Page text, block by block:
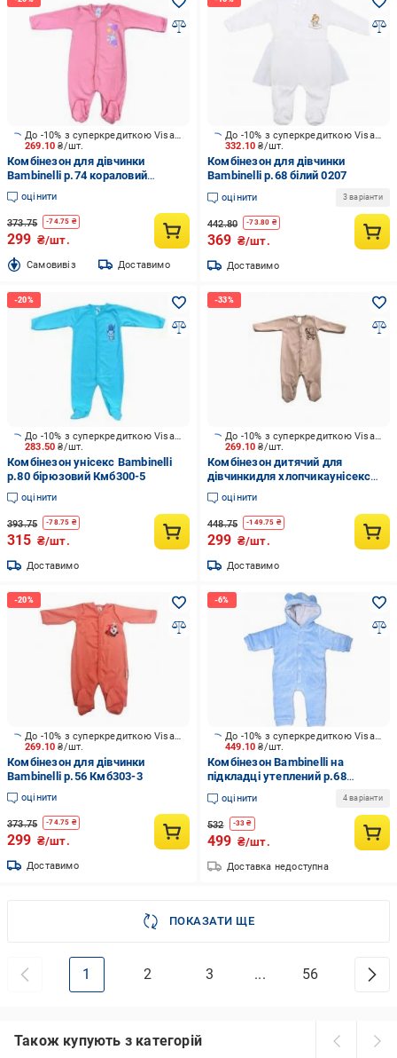
269.10₴/шт.
До -10% з суперкредиткою Visa Вигода
Комбінезон для дівчинки
Bambinelli р.74 кораловий
Кмб300-4
оцінити
373.75 -74.75 ₴
299 ₴/шт.
Cамовивіз Доставимо
332.10₴/шт.
До -10% з суперкредиткою Visa Вигода
Комбінезон для дівчинки
Bambinelli р.68 білий 0207
оцінити 3 варіанти
442.80 -73.80 ₴
369 ₴/шт.
Доставимо
283.50₴/шт.
До -10% з суперкредиткою Visa Вигода
Комбінезон унісекс Bambinelli
р.80 бірюзовий Кмб300-5
оцінити
393.75 -78.75 ₴
315 ₴/шт.
Доставимо
269.10₴/шт.
До -10% з суперкредиткою Visa Вигода
Комбінезон дитячий для
дівчинкидля хлопчикаунісекс
Bambinelli Кмб305-2 р.74
бежевий
оцінити
448.75 -149.75 ₴
299 ₴/шт.
Доставимо
269.10₴/шт.
До -10% з суперкредиткою Visa Вигода
Комбінезон для дівчинки
Bambinelli р.56 Кмб303-3
оцінити
373.75 -74.75 ₴
299 ₴/шт.
Доставимо
449.10₴/шт.
До -10% з суперкредиткою Visa Вигода
Комбінезон Bambinelli на
підкладці утеплений р.68
блакитний
оцінити 4 варіанти
532 -33 ₴
499 ₴/шт.
Доставка недоступна
ПОКАЗАТИ ЩЕ
1 2 3 ... 56
Також купують з категорій